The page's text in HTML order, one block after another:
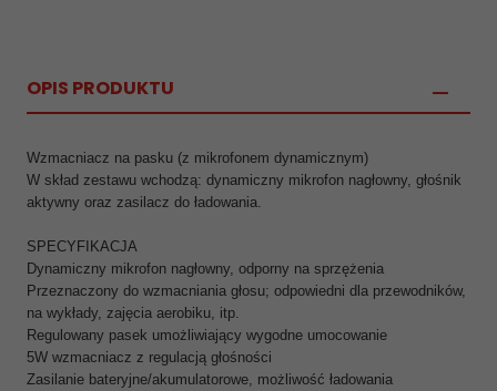
OPIS PRODUKTU
Wzmacniacz na pasku (z mikrofonem dynamicznym)
W skład zestawu wchodzą: dynamiczny mikrofon nagłowny, głośnik
aktywny oraz zasilacz do ładowania.
SPECYFIKACJA
Dynamiczny mikrofon nagłowny, odporny na sprzężenia
Przeznaczony do wzmacniania głosu; odpowiedni dla przewodników,
na wykłady, zajęcia aerobiku, itp.
Regulowany pasek umożliwiający wygodne umocowanie
5W wzmacniacz z regulacją głośności
Zasilanie bateryjne/akumulatorowe, możliwość ładowania